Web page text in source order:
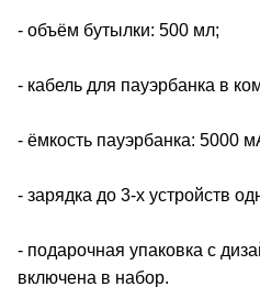
- объём бутылки: 500 мл;
- кабель для пауэрбанка в
- ёмкость пауэрбанка: 5000
- зарядка до 3-х устройств
- подарочная упаковка с
включена в набор.